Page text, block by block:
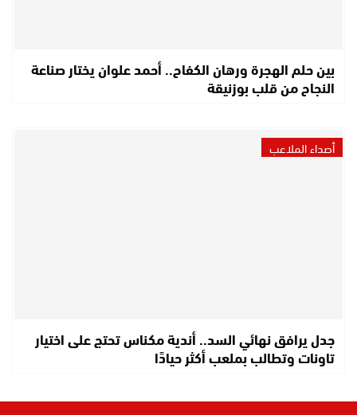
بين حلم الهجرة ورهان الكفاح.. أحمد علوان يختار صناعة
النجاح من قلب بوزنيقة
أصداء الملاعب
جدل يرافق نهائي السد.. أندية مكناس تحتج على اختيار
تاونات وتطالب بملعب أكثر حيادًا